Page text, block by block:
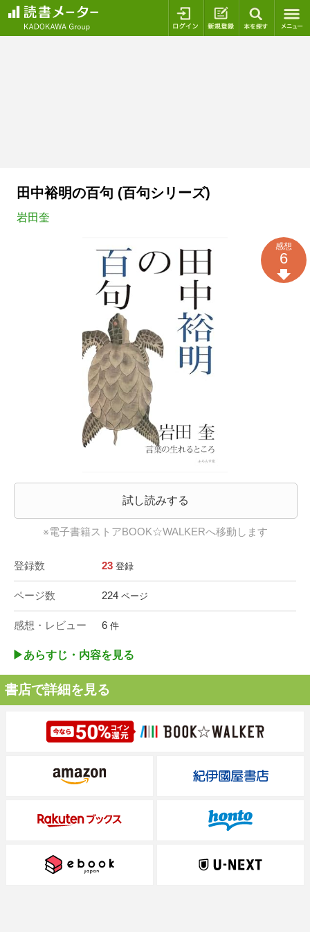
ログイン 新規登録
田中裕明の百句 (百句シリーズ)
岩田奎
試し読みする
※電子書籍ストアBOOK☆WALKERへ移動します
登録数 23 登録
ページ数 224 ページ
感想・レビュー 6 件
感想
6
▶︎あらすじ・内容を見る
書店で詳細を見る